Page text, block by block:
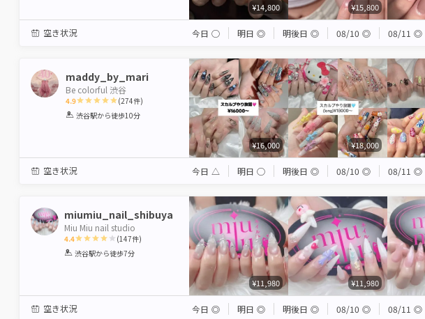
¥14,800 ¥15,800
空き状況 今日 ◯ 明日 ◎ 明後日 ◎ 08/10 ◎ 08/11 ◎
maddy_by_mari
Be colorful 渋谷
4.9
1 2 3 4 5
(274件)
渋谷駅から徒歩10分
¥16,000 ¥18,000
空き状況 今日 △ 明日 ◯ 明後日 ◎ 08/10 ◎ 08/11 ◎
miumiu_nail_shibuya
Miu Miu nail studio
4.4
1 2 3 4 5
(147件)
渋谷駅から徒歩7分
¥11,980 ¥11,980
空き状況 今日 ◎ 明日 ◎ 明後日 ◎ 08/10 ◎ 08/11 ◎